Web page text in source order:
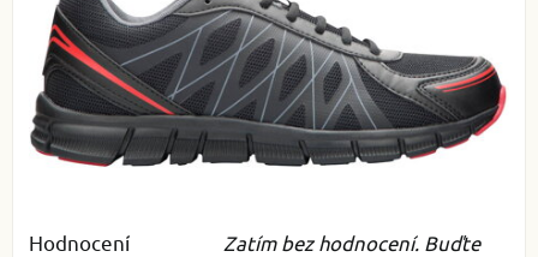
Hodnocení
Zatím bez hodnocení. Buďte